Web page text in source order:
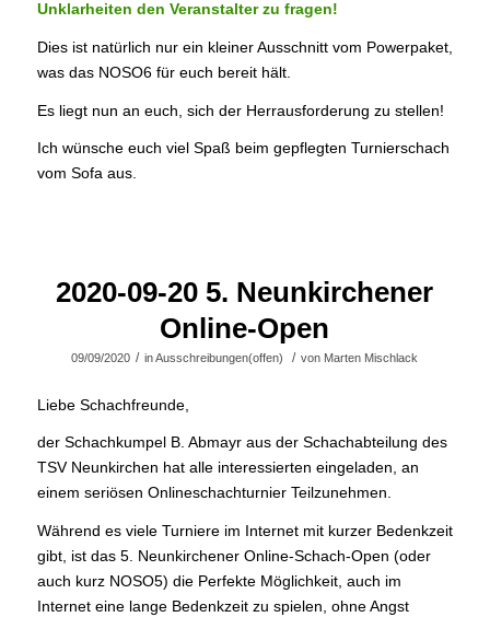
Unklarheiten den Veranstalter zu fragen!
Dies ist natürlich nur ein kleiner Ausschnitt vom Powerpaket,
was das NOSO6 für euch bereit hält.
Es liegt nun an euch, sich der Herrausforderung zu stellen!
Ich wünsche euch viel Spaß beim gepflegten Turnierschach
vom Sofa aus.
2020-09-20 5. Neunkirchener
Online-Open
09/09/2020 / inAusschreibungen(offen) / von Marten Mischlack
Liebe Schachfreunde,
der Schachkumpel B. Abmayr aus der Schachabteilung des
TSV Neunkirchen hat alle interessierten eingeladen, an
einem seriösen Onlineschachturnier Teilzunehmen.
Während es viele Turniere im Internet mit kurzer Bedenkzeit
gibt, ist das 5. Neunkirchener Online-Schach-Open (oder
auch kurz NOSO5) die Perfekte Möglichkeit, auch im
Internet eine lange Bedenkzeit zu spielen, ohne Angst